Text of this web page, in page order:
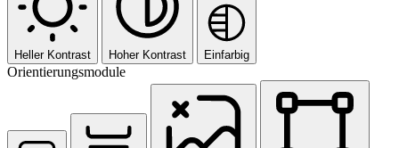
Heller Kontrast Hoher Kontrast Einfarbig
Orientierungsmodule